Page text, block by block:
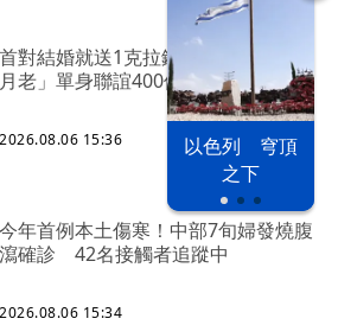
以色列 穹頂
之下
首對結婚就送1克拉鑽戒！ 「國家級
月老」單身聯誼400位名額8/7開搶
2026.08.06 15:36
今年首例本土傷寒！中部7旬婦發燒腹
瀉確診 42名接觸者追蹤中
2026.08.06 15:34